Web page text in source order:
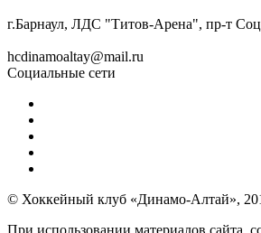
г.Барнаул, ЛДС "Титов-Арена", пр-т
hcdinamoaltay@mail.ru
Социальные сети
© Хоккейный клуб «Динамо-Алтай»,
При использовании материалов сайта,